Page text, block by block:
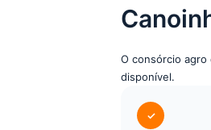
O consórcio agro
disponível.
✓